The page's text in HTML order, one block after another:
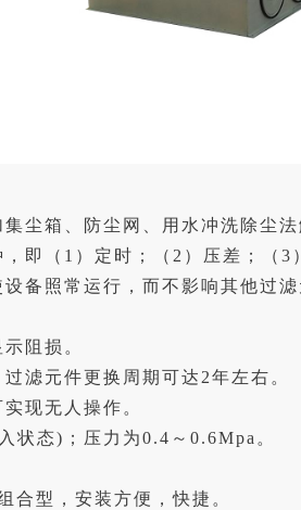
尘箱、防尘网、用水冲洗除尘法
即（1）定时；（2）压差；（3
备照常运行，而不影响其他过滤
阻损。
滤元件更换周期可达2年左右。
现无人操作。
状态)；压力为0.4～0.6Mpa。
合型，安装方便，快捷。